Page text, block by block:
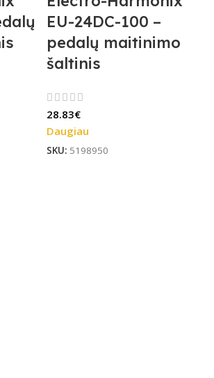
EU-24DC-100 –
pedalų maitinimo
šaltinis
28.83€
Daugiau
SKU: 5198950